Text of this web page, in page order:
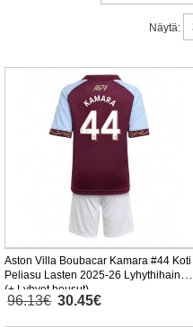
Näytä:
Aston Villa Boubacar Kamara #44 Koti
Peliasu Lasten 2025-26 Lyhythihainen
(+ Lyhyet housut)
96.13€ 30.45€